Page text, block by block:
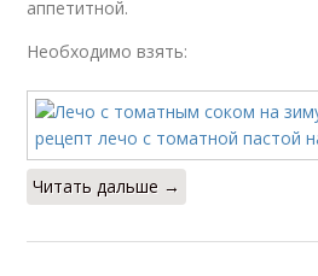
аппетитной.
Необходимо взять:
Читать дальше →